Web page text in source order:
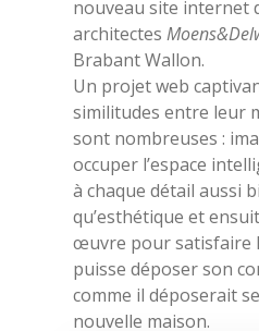
nouveau site internet
architectes
Brabant Wallon.
Un projet web
similitudes entre leur
sont nombreuses :
occuper l’espace
à chaque détail aussi
qu’esthétique et
œuvre pour satisfaire
puisse déposer son
comme il déposerait
nouvelle maison.